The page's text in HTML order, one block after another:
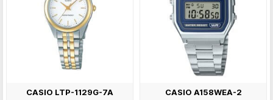
CASIO LTP-1129G-7A CASIO A158WEA-2